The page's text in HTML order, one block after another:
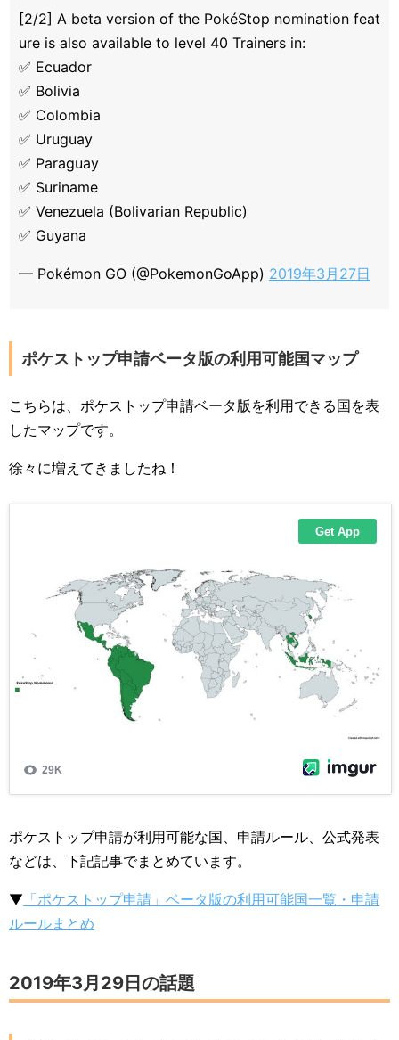
[2/2] A beta version of the PokéStop nomination feat
ure is also available to level 40 Trainers in:
✅ Ecuador
✅ Bolivia
✅ Colombia
✅ Uruguay
✅ Paraguay
✅ Suriname
✅ Venezuela (Bolivarian Republic)
✅ Guyana
— Pokémon GO (@PokemonGoApp) 2019年3月27日
ポケストップ申請ベータ版の利用可能国マップ
こちらは、ポケストップ申請ベータ版を利用できる国を表
したマップです。
徐々に増えてきましたね！
ポケストップ申請が利用可能な国、申請ルール、公式発表
などは、下記記事でまとめています。
▼ 「ポケストップ申請」ベータ版の利用可能国一覧・申請
ルールまとめ
2019年3月29日の話題